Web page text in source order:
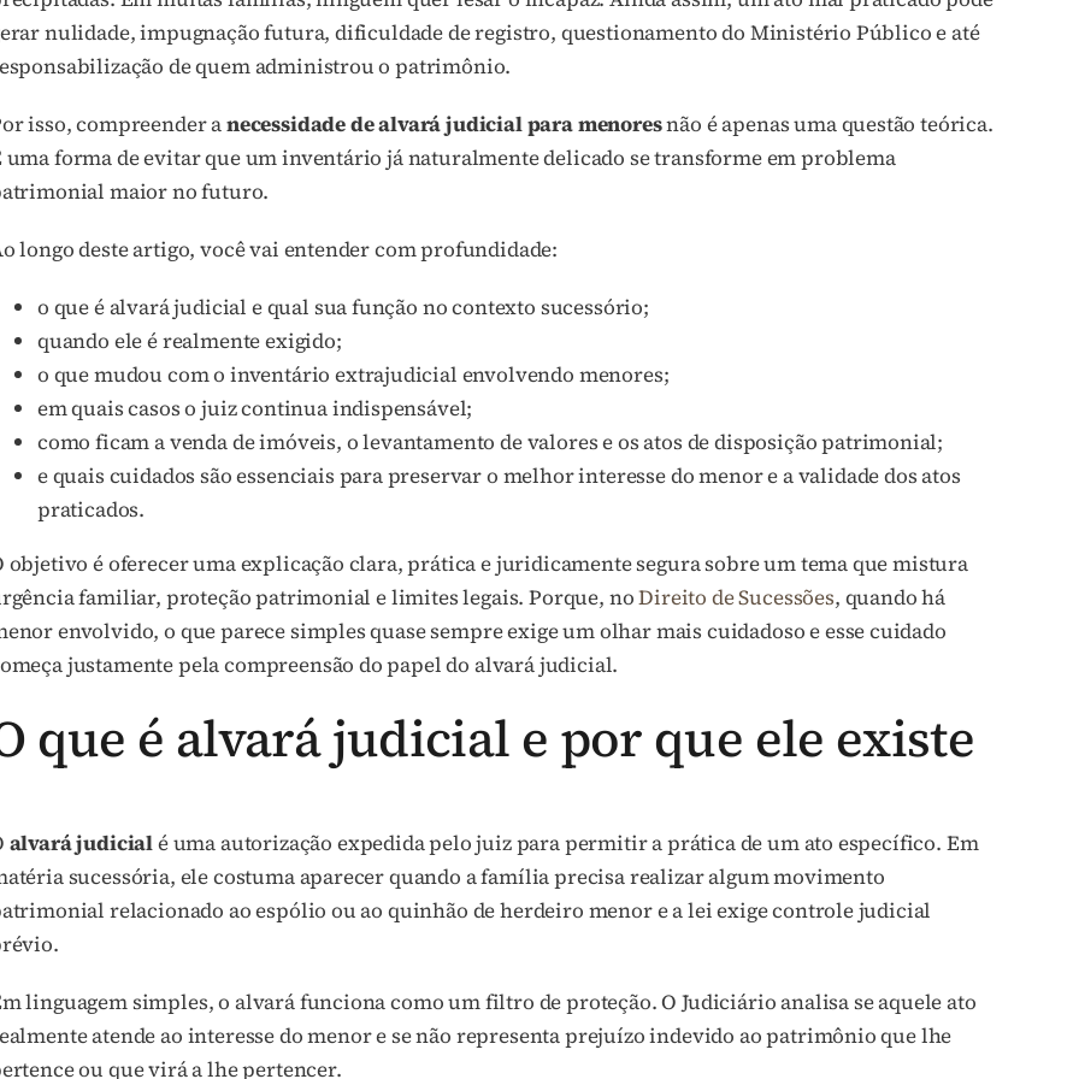
nulidade, impugnação futura, dificuldade de registro, questionamento do Ministério Público e até
de quem administrou o patrimônio.
isso, compreender anecessidade de alvará judicial para menoresnão é apenas uma questão teórica.
uma forma de evitar que um inventário já naturalmente delicado se transforme em problema
maior no futuro.
longo deste artigo, você vai entender com profundidade:
o que é alvará judicial e qual sua função no contexto sucessório;
quando ele é realmente exigido;
o que mudou com o inventário extrajudicial envolvendo menores;
em quais casos o juiz continua indispensável;
como ficam a venda de imóveis, o levantamento de valores e os atos de disposição patrimonial;
e quais cuidados são essenciais para preservar o melhor interesse do menor e a validade dos atos
praticados.
objetivo é oferecer uma explicação clara, prática e juridicamente segura sobre um tema que mistura
familiar, proteção patrimonial e limites legais. Porque, noDireito de Sucessões, quando há
envolvido, o que parece simples quase sempre exige um olhar mais cuidadoso e esse cuidado
justamente pela compreensão do papel do alvará judicial.
que é alvará judicial e por que ele existe
alvará judicialé uma autorização expedida pelo juiz para permitir a prática de um ato específico. Em
sucessória, ele costuma aparecer quando a família precisa realizar algum movimento
relacionado ao espólio ou ao quinhão de herdeiro menor e a lei exige controle judicial
linguagem simples, o alvará funciona como um filtro de proteção. O Judiciário analisa se aquele ato
atende ao interesse do menor e se não representa prejuízo indevido ao patrimônio que lhe
ou que virá a lhe pertencer.